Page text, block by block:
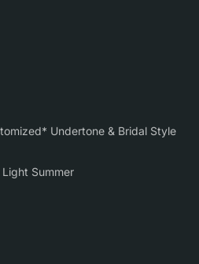
Undertone & Bridal Style
Light Summer